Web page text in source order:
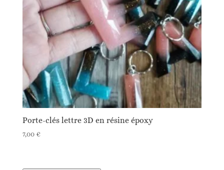
Porte-clés lettre 3D en résine époxy
7,00 €